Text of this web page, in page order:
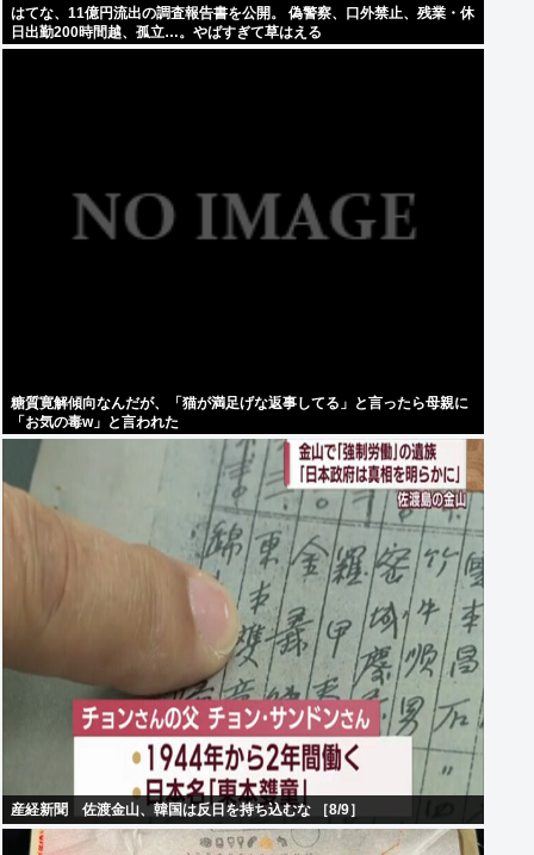
はてな、11億円流出の調査報告書を公開。 偽警察、口外禁止、残業・休
日出勤200時間越、孤立…。やばすぎて草はえる
糖質寛解傾向なんだが、「猫が満足げな返事してる」と言ったら母親に
「お気の毒w」と言われた
産経新聞 佐渡金山、韓国は反日を持ち込むな ［8/9］